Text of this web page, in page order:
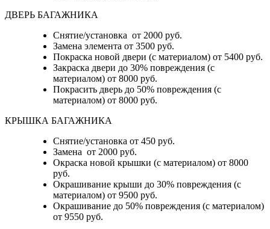
ДВЕРЬ БАГАЖНИКА
Снятие/установка от 2000 руб.
Замена элемента от 3500 руб.
Покраска новой двери (с материалом) от 5400 руб.
Закраска двери до 30% повреждения (с
материалом) от 8000 руб.
Покрасить дверь до 50% повреждения (с
материалом) от 8000 руб.
КРЫШКА БАГАЖНИКА
Снятие/установка от 450 руб.
Замена от 2000 руб.
Окраска новой крышки (с материалом) от 8000
руб.
Окрашивание крыши до 30% повреждения (с
материалом) от 9500 руб.
Окрашивание до 50% повреждения (с материалом)
от 9550 руб.